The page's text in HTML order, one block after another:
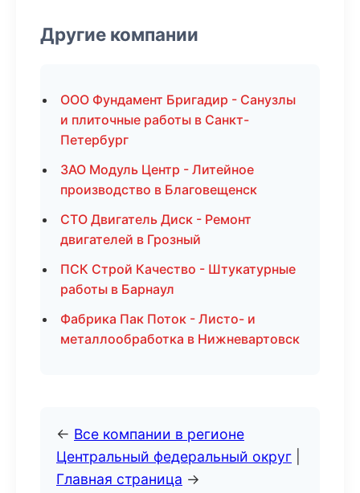
Другие компании
ООО Фундамент Бригадир - Санузлы
и плиточные работы в Санкт-
Петербург
ЗАО Модуль Центр - Литейное
производство в Благовещенск
СТО Двигатель Диск - Ремонт
двигателей в Грозный
ПСК Строй Качество - Штукатурные
работы в Барнаул
Фабрика Пак Поток - Листо- и
металлообработка в Нижневартовск
← Все компании в регионе
Центральный федеральный округ
Главная страница →